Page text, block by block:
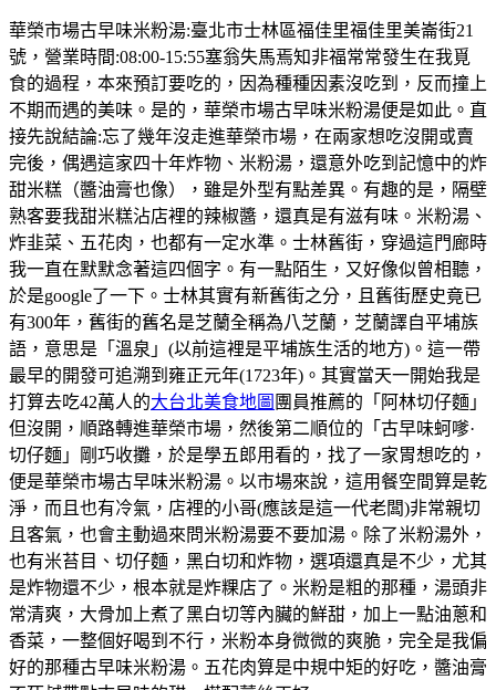
華榮市場古早味米粉湯:臺北市士林區福佳里福佳里美崙街21
號，營業時間:08:00-15:55塞翁失馬焉知非福常常發生在我覓
食的過程，本來預訂要吃的，因為種種因素沒吃到，反而撞上
不期而遇的美味。是的，華榮市場古早味米粉湯便是如此。直
接先說結論:忘了幾年沒走進華榮市場，在兩家想吃沒開或賣
完後，偶遇這家四十年炸物、米粉湯，還意外吃到記憶中的炸
甜米糕（醬油膏也像），雖是外型有點差異。有趣的是，隔壁
熟客要我甜米糕沾店裡的辣椒醬，還真是有滋有味。米粉湯、
炸韭菜、五花肉，也都有一定水準。士林舊街，穿過這門廊時
我一直在默默念著這四個字。有一點陌生，又好像似曾相聽，
於是google了一下。士林其實有新舊街之分，且舊街歷史竟已
有300年，舊街的舊名是芝蘭全稱為八芝蘭，芝蘭譯自平埔族
語，意思是「溫泉」(以前這裡是平埔族生活的地方)。這一帶
最早的開發可追溯到雍正元年(1723年)。其實當天一開始我是
打算去吃42萬人的大台北美食地圖 團員推薦的「阿林切仔麵」
但沒開，順路轉進華榮市場，然後第二順位的「古早味蚵嗲·
切仔麵」剛巧收攤，於是學五郎用看的，找了一家胃想吃的，
便是華榮市場古早味米粉湯。以市場來說，這用餐空間算是乾
淨，而且也有冷氣，店裡的小哥(應該是這一代老闆)非常親切
且客氣，也會主動過來問米粉湯要不要加湯。除了米粉湯外，
也有米苔目、切仔麵，黑白切和炸物，選項還真是不少，尤其
是炸物還不少，根本就是炸粿店了。米粉是粗的那種，湯頭非
常清爽，大骨加上煮了黑白切等內臟的鮮甜，加上一點油蔥和
香菜，一整個好喝到不行，米粉本身微微的爽脆，完全是我偏
好的那種古早味米粉湯。五花肉算是中規中矩的好吃，醬油膏